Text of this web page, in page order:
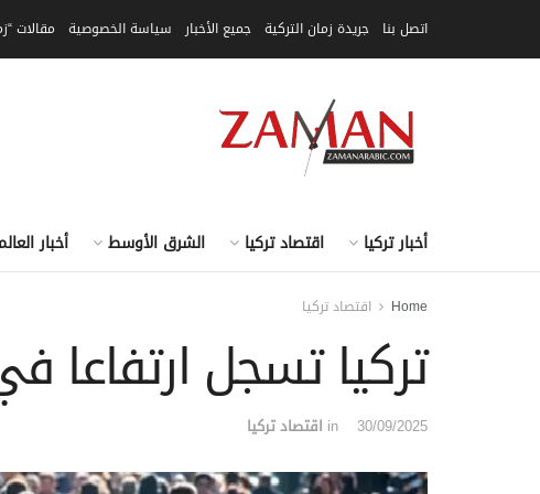
اتصل بنا جريدة زمان التركية جميع الأخبار سياسة الخصوصية مقالات
أخبار تركيا اقتصاد تركيا الشرق الأوسط أخبار
Home اقتصاد تركيا
تركيا تسجل
30/09/2025
in اقتصاد تركيا